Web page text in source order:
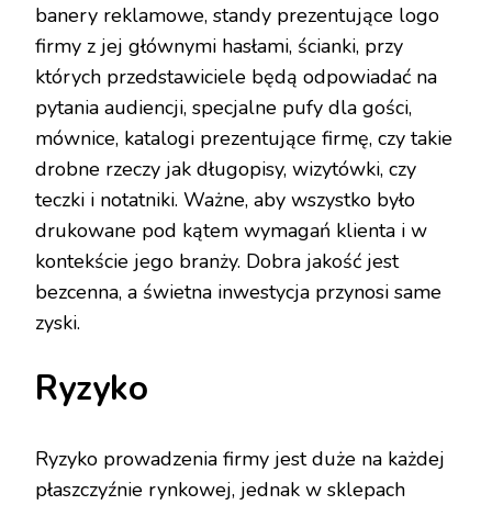
banery reklamowe, standy prezentujące logo
firmy z jej głównymi hasłami, ścianki, przy
których przedstawiciele będą odpowiadać na
pytania audiencji, specjalne pufy dla gości,
mównice, katalogi prezentujące firmę, czy takie
drobne rzeczy jak długopisy, wizytówki, czy
teczki i notatniki. Ważne, aby wszystko było
drukowane pod kątem wymagań klienta i w
kontekście jego branży. Dobra jakość jest
bezcenna, a świetna inwestycja przynosi same
zyski.
Ryzyko
Ryzyko prowadzenia firmy jest duże na każdej
płaszczyźnie rynkowej, jednak w sklepach